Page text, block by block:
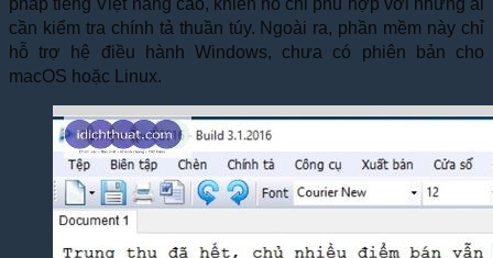
pháp tiếng Việt nâng cao, khiến nó chỉ phù hợp với những ai
cần kiểm tra chính tả thuần túy. Ngoài ra, phần mềm này chỉ
hỗ trợ hệ điều hành Windows, chưa có phiên bản cho
macOS hoặc Linux.